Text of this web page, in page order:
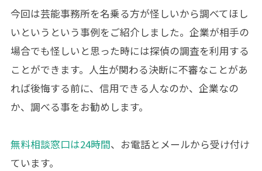
今回は芸能事務所を名乗る方が怪しいから調べてほし
いというという事例をご紹介しました。企業が相手の
場合でも怪しいと思った時には探偵の調査を利用する
ことができます。人生が関わる決断に不審なことがあ
れば後悔する前に、信用できる人なのか、企業なの
か、調べる事をお勧めします。
無料相談窓口は24時間、お電話とメールから受け付け
ています。